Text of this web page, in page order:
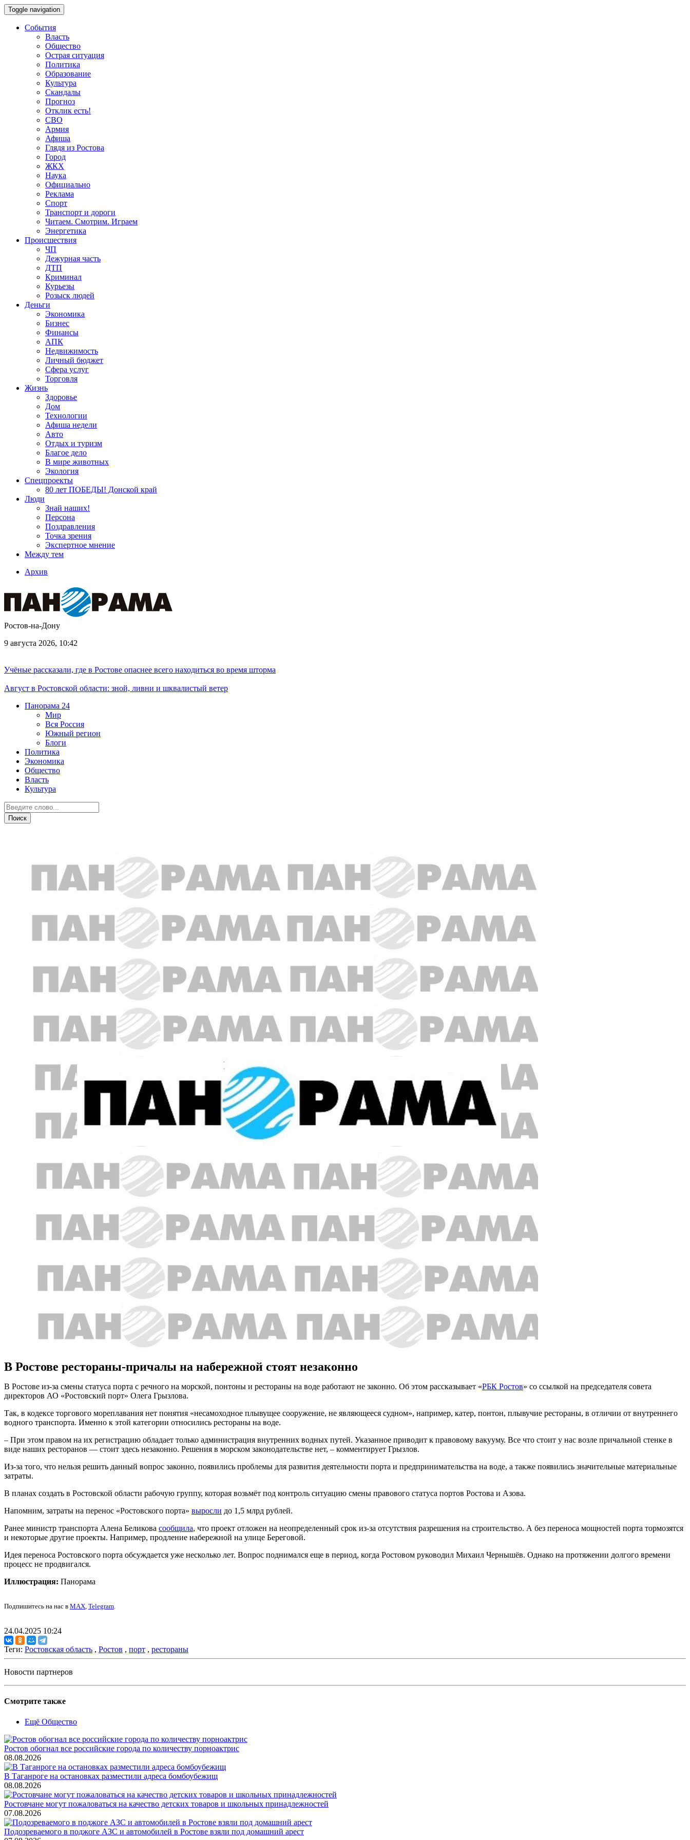
Toggle navigation
События
Власть
Общество
Острая ситуация
Политика
Образование
Культура
Скандалы
Прогноз
Отклик есть!
СВО
Армия
Афиша
Глядя из Ростова
Город
ЖКХ
Наука
Официально
Реклама
Спорт
Транспорт и дороги
Читаем. Смотрим. Играем
Энергетика
Происшествия
ЧП
Дежурная часть
ДТП
Криминал
Курьезы
Розыск людей
Деньги
Экономика
Бизнес
Финансы
АПК
Недвижимость
Личный бюджет
Сфера услуг
Торговля
Жизнь
Здоровье
Дом
Технологии
Афиша недели
Авто
Отдых и туризм
Благое дело
В мире животных
Экология
Спецпроекты
80 лет ПОБЕДЫ! Донской край
Люди
Знай наших!
Персона
Поздравления
Точка зрения
Экспертное мнение
Между тем
Архив
Ростов-на-Дону
9 августа 2026, 10:42
Учёные рассказали, где в Ростове опаснее всего находиться во время шторма
Август в Ростовской области: зной, ливни и шквалистый ветер
Панорама 24
Мир
Вся Россия
Южный регион
Блоги
Политика
Экономика
Общество
Власть
Культура
В Ростове рестораны-причалы на набережной стоят незаконно
В Ростове из-за смены статуса порта с речного на морской, понтоны и рестораны на воде работают не законно. Об этом рассказывает «РБК Ростов» со ссылкой на председателя совета
директоров АО «Ростовский порт» Олега Грызлова.
Так, в кодексе торгового мореплавания нет понятия «несамоходное плывущее сооружение, не являющееся судном», например, катер, понтон, плывучие рестораны, в отличии от внутреннего
водного транспорта. Именно к этой категории относились рестораны на воде.
– При этом правом на их регистрацию обладает только администрация внутренних водных путей. Указанное приводит к правовому вакууму. Все что стоит у нас возле причальной стенке в
виде наших ресторанов — стоит здесь незаконно. Решения в морском законодательстве нет, – комментирует Грызлов.
Из-за того, что нельзя решить данный вопрос законно, появились проблемы для развития деятельности порта и предпринимательства на воде, а также появились значительные материальные
затраты.
В планах создать в Ростовской области рабочую группу, которая возьмёт под контроль ситуацию смены правового статуса портов Ростова и Азова.
Напомним, затраты на перенос «Ростовского порта» выросли до 1,5 млрд рублей.
Ранее министр транспорта Алена Беликова сообщила, что проект отложен на неопределенный срок из-за отсутствия разрешения на строительство. А без переноса мощностей порта тормозятся
и некоторые другие проекты. Например, продление набережной на улице Береговой.
Идея переноса Ростовского порта обсуждается уже несколько лет. Вопрос поднимался еще в период, когда Ростовом руководил Михаил Чернышёв. Однако на протяжении долгого времени
процесс не продвигался.
Иллюстрация: Панорама
Подпишитесь на нас в MAX, Telegram.
24.04.2025 10:24
Теги: Ростовская область , Ростов , порт , рестораны
Новости партнеров
Смотрите также
Ещё Общество
Ростов обогнал все российские города по количеству порноактрис
08.08.2026
В Таганроге на остановках разместили адреса бомбоубежищ
08.08.2026
Ростовчане могут пожаловаться на качество детских товаров и школьных принадлежностей
07.08.2026
Подозреваемого в поджоге АЗС и автомобилей в Ростове взяли под домашний арест